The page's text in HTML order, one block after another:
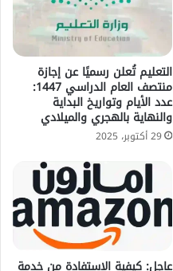
التعليم تُعلن رسميًا عن إجازة
منتصف العام الدراسي 1447:
عدد الأيام وتواريخ البداية
والنهاية بالهجري والميلادي
29 أكتوبر، 2025